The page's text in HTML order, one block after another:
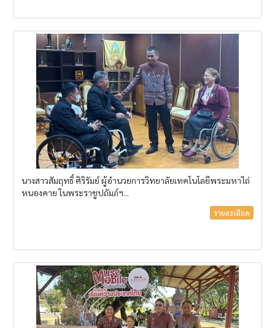
นางสาวสัมฤทธิ์ ศิริรัมย์ ผู้อำนวยการวิทยาลัยเทคโนโลยีพระมหาไถ่
หนองคาย ในพระราชูปถัมภ์ฯ...
รายละเอียด